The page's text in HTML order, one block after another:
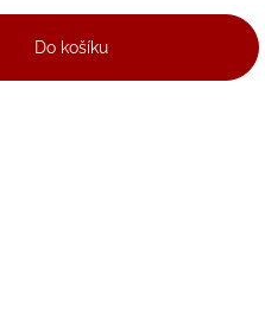
Do košíku